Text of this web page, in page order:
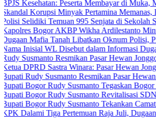
Peserta Membayar di Muka, Mengapa
Minyak Pertamina Memanas, Enam
Temuan 995 Senjata di Sekolah Swasta
AKBP Wikha Ardilestanto Minta PT PMC
Tanah Libatkan Oknum Polisi, PPWI
WL Disebut dalam Informasi Dugaan
Resmikan Pasar Hewan Jonggol,
Sastra Winara: Pasar Hewan Jonggol
Susmanto Resmikan Pasar Hewan Bogor,
Rudy Susmanto Tegaskan Bogor Timur
Rudy Susmanto Revitalisasi SDN Tegal
Rudy Susmanto Tekankan Camat Jadi Ujung
Tiga Pertemuan Raja Juli, Dugaan Gratifikasi